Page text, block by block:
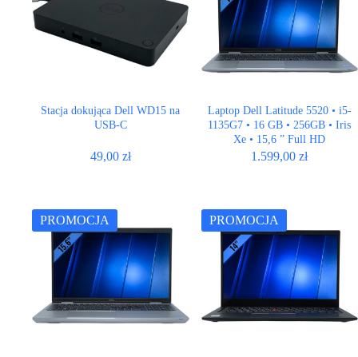
Stacja dokująca Dell WD15 na
USB-C
49,00 zł
Laptop Dell Latitude 5520 • i5-
1135G7 • 16 GB • 256GB • Iris
Xe • 15,6 ” Full HD
1.599,00zł
PROMOCJA PROMOCJA